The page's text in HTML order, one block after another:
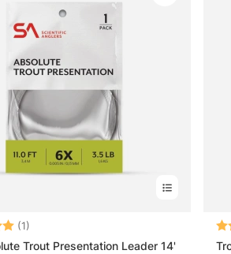
(1)
Trout Presentation Leader 14'